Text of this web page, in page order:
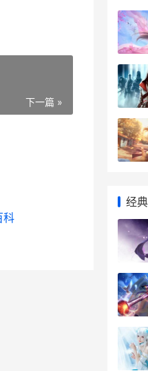
下一篇 »
科
经